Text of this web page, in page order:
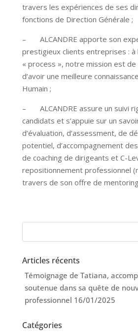
travers les expériences de ses
fonctions de Direction Générale ;
– ALCANDRE apporte son
prestigieux clients entreprises : à
« process », notre mission est
d’avoir une meilleure
Humain ;
– ALCANDRE assure un suivi
candidats et s’appuie sur un
d’évaluation, d’assessment, de
potentiel, d’accompagnement
de coaching de dirigeants et C-
repositionnement professionnel
travers de son offre de
Articles récents
Témoignage de Tatiana,
soutenue dans sa quête de
professionnel 16/01/2025
Catégories